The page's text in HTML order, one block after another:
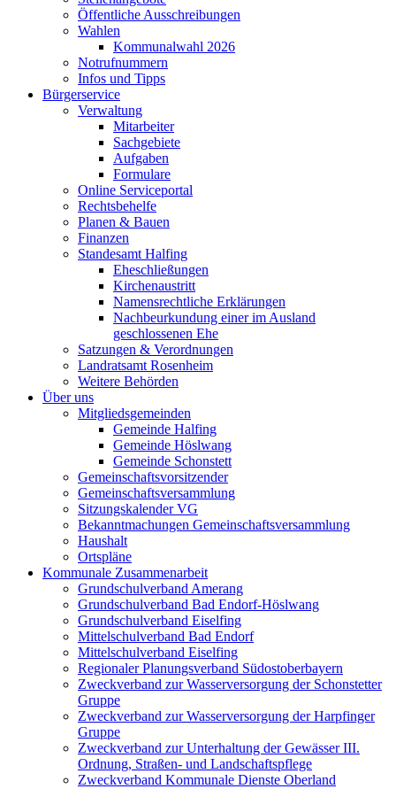
Öffentliche Ausschreibungen
Wahlen
Kommunalwahl 2026
Notrufnummern
Infos und Tipps
Bürgerservice
Verwaltung
Mitarbeiter
Sachgebiete
Aufgaben
Formulare
Online Serviceportal
Rechtsbehelfe
Planen & Bauen
Finanzen
Standesamt Halfing
Eheschließungen
Kirchenaustritt
Namensrechtliche Erklärungen
Nachbeurkundung einer im Ausland
geschlossenen Ehe
Satzungen & Verordnungen
Landratsamt Rosenheim
Weitere Behörden
Über uns
Mitgliedsgemeinden
Gemeinde Halfing
Gemeinde Höslwang
Gemeinde Schonstett
Gemeinschaftsvorsitzender
Gemeinschaftsversammlung
Sitzungskalender VG
Bekanntmachungen Gemeinschaftsversammlung
Haushalt
Ortspläne
Kommunale Zusammenarbeit
Grundschulverband Amerang
Grundschulverband Bad Endorf-Höslwang
Grundschulverband Eiselfing
Mittelschulverband Bad Endorf
Mittelschulverband Eiselfing
Regionaler Planungsverband Südostoberbayern
Zweckverband zur Wasserversorgung der Schonstetter
Gruppe
Zweckverband zur Wasserversorgung der Harpfinger
Gruppe
Zweckverband zur Unterhaltung der Gewässer III.
Ordnung, Straßen- und Landschaftspflege
Zweckverband Kommunale Dienste Oberland